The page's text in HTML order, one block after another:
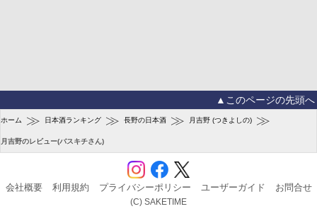
▲このページの先頭へ
ホーム ≫ 日本酒ランキング ≫ 長野の日本酒 ≫ 月吉野 (つきよしの) ≫
月吉野のレビュー(バスキチさん)
会社概要 利用規約 プライバシーポリシー ユーザーガイド お問合せ
(C) SAKETIME